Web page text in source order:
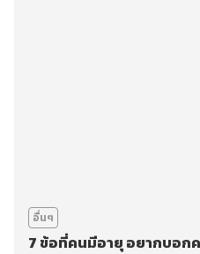
อื่นๆ
7 ข้อที่คนมีอายุ อยากบอก